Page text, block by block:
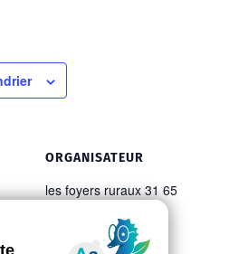
ORGANISATEUR
les foyers ruraux 31 65